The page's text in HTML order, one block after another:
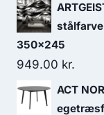
350x245
949.00 kr.
ACT